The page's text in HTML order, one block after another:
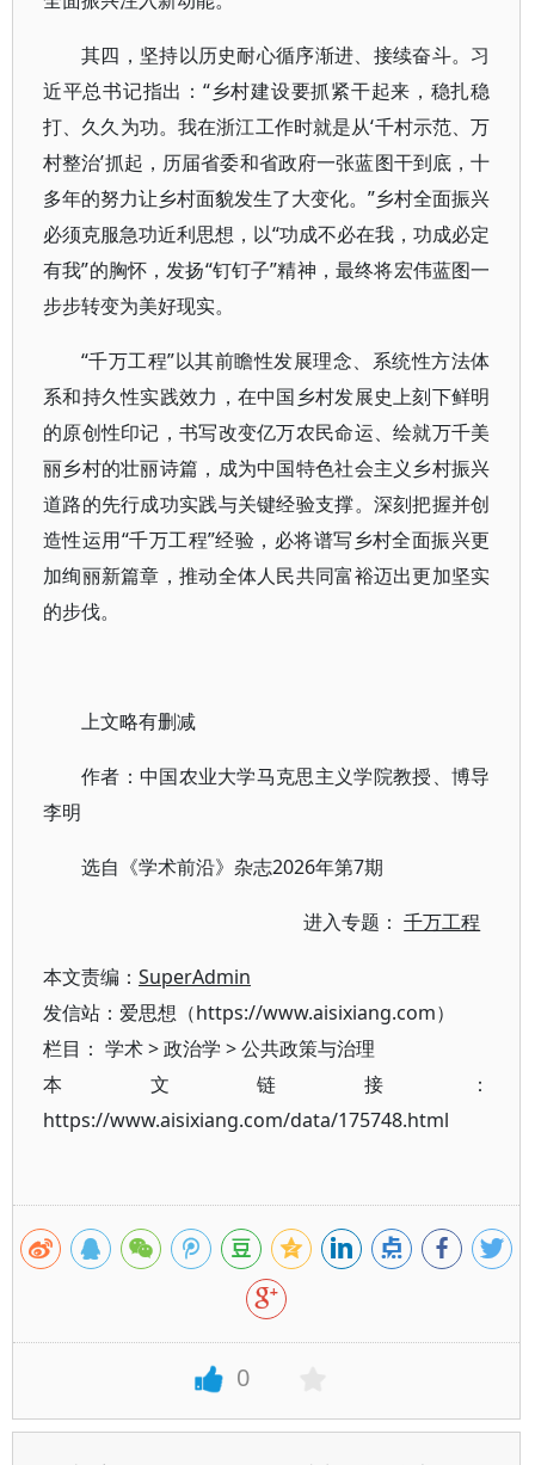
其四，坚持以历史耐心循序渐进、接续奋斗。习
近平总书记指出：“乡村建设要抓紧干起来，稳扎稳
打、久久为功。我在浙江工作时就是从‘千村示范、万
村整治’抓起，历届省委和省政府一张蓝图干到底，十
多年的努力让乡村面貌发生了大变化。”乡村全面振兴
必须克服急功近利思想，以“功成不必在我，功成必定
有我”的胸怀，发扬“钉钉子”精神，最终将宏伟蓝图一
步步转变为美好现实。
“千万工程”以其前瞻性发展理念、系统性方法体
系和持久性实践效力，在中国乡村发展史上刻下鲜明
的原创性印记，书写改变亿万农民命运、绘就万千美
丽乡村的壮丽诗篇，成为中国特色社会主义乡村振兴
道路的先行成功实践与关键经验支撑。深刻把握并创
造性运用“千万工程”经验，必将谱写乡村全面振兴更
加绚丽新篇章，推动全体人民共同富裕迈出更加坚实
的步伐。
上文略有删减
作者：中国农业大学马克思主义学院教授、博导
李明
选自《学术前沿》杂志2026年第7期
进入专题：千万工程
本文责编： SuperAdmin
发信站：爱思想（https://www.aisixiang.com）
栏目： 学术>政治学 >公共政策与治理
本文链接：
https://www.aisixiang.com/data/175748.html
0